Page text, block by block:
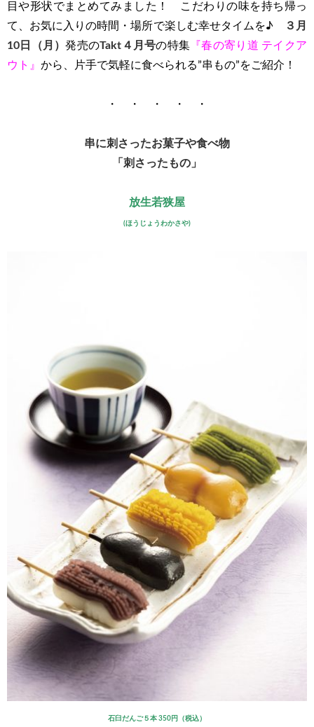
目や形状でまとめてみました！ こだわりの味を持ち帰っ
て、お気に入りの時間・場所で楽しむ幸せタイムを♪
３月
10日（月）発売のTakt４月号の特集 『春の寄り道 テイクア
ウト』 から、片手で気軽に食べられる”串もの”をご紹介！
・ ・ ・ ・ ・
串に刺さったお菓子や食べ物
「刺さったもの」
放生若狭屋
(ほうじょうわかさや)
石臼だんご５本 350円（税込）